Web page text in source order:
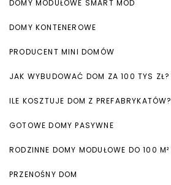
DOMY MODUŁOWE SMART MOD
DOMY KONTENEROWE
PRODUCENT MINI DOMÓW
JAK WYBUDOWAĆ DOM ZA 100 TYS ZŁ?
ILE KOSZTUJE DOM Z PREFABRYKATÓW?
GOTOWE DOMY PASYWNE
RODZINNE DOMY MODUŁOWE DO 100 M²
PRZENOŚNY DOM